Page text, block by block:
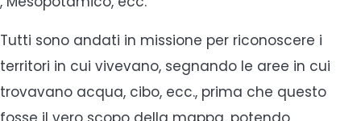
Tutti sono andati in missione per riconoscere i
territori in cui vivevano, segnando le aree in cui
trovavano acqua, cibo, ecc., prima che questo